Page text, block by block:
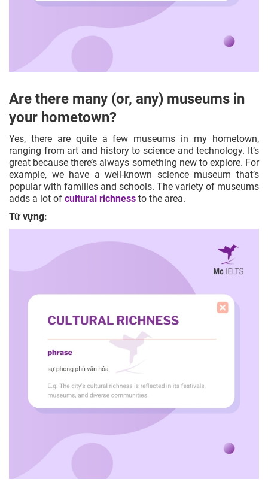
Are there many (or, any) museums in
your hometown?
Yes, there are quite a few museums in my hometown,
ranging from art and history to science and technology. It’s
great because there’s always something new to explore. For
example, we have a well-known science museum that’s
popular with families and schools. The variety of museums
adds a lot of cultural richness to the area.
Từ vựng: